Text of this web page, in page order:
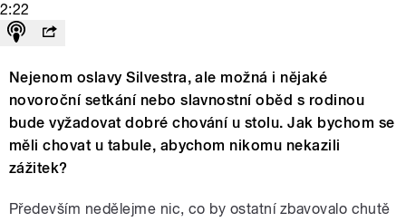
2:22
Nejenom oslavy Silvestra, ale možná i nějaké
novoroční setkání nebo slavnostní oběd s rodinou
bude vyžadovat dobré chování u stolu. Jak bychom se
měli chovat u tabule, abychom nikomu nekazili
zážitek?
Především nedělejme nic, co by ostatní zbavovalo chutě